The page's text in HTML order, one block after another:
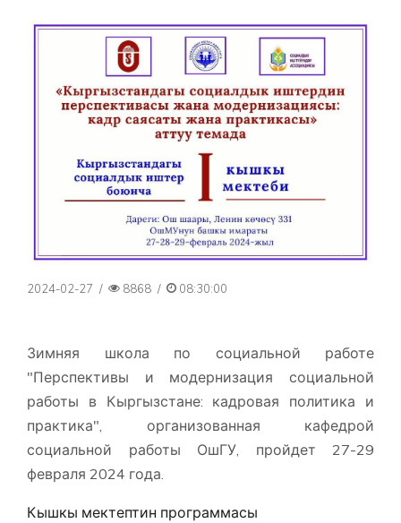
2024-02-27 / 8868 / 08:30:00
Зимняя школа по социальной работе
"Перспективы и модернизация социальной
работы в Кыргызстане: кадровая политика и
практика", организованная кафедрой
социальной работы ОшГУ, пройдет 27-29
февраля 2024 года.
Кышкы мектептин программасы